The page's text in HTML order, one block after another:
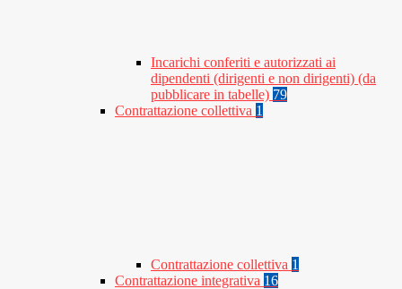
Incarichi conferiti e autorizzati ai
dipendenti (dirigenti e non dirigenti) (da
pubblicare in tabelle) 79
Contrattazione collettiva 1
Contrattazione collettiva 1
Contrattazione integrativa 16